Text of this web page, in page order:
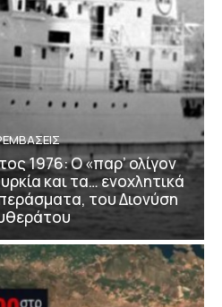
1976: Ο «παρ’ ολίγον
και τα… ενοχλητικά
του Διονύση